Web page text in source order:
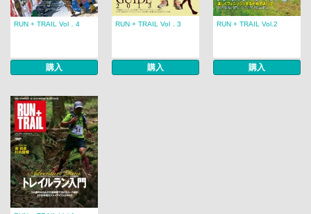
RUN + TRAIL Vol．4
購入
RUN + TRAIL Vol．3
購入
RUN + TRAIL Vol.2
購入